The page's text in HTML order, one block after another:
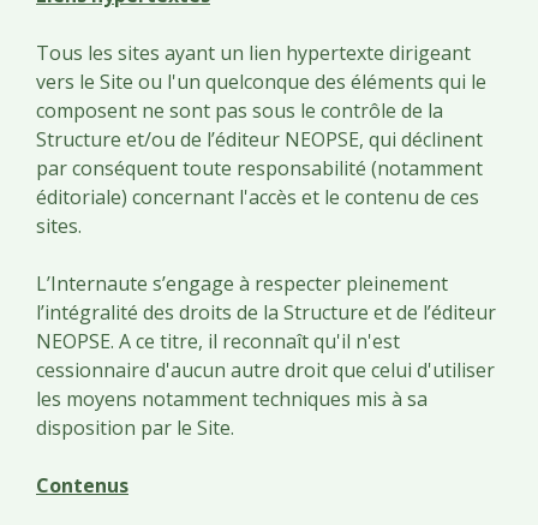
Tous les sites ayant un lien hypertexte dirigeant
vers le Site ou l'un quelconque des éléments qui le
composent ne sont pas sous le contrôle de la
Structure et/ou de l’éditeur NEOPSE, qui déclinent
par conséquent toute responsabilité (notamment
éditoriale) concernant l'accès et le contenu de ces
sites.
L’Internaute s’engage à respecter pleinement
l’intégralité des droits de la Structure et de l’éditeur
NEOPSE. A ce titre, il reconnaît qu'il n'est
cessionnaire d'aucun autre droit que celui d'utiliser
les moyens notamment techniques mis à sa
disposition par le Site.
Contenus